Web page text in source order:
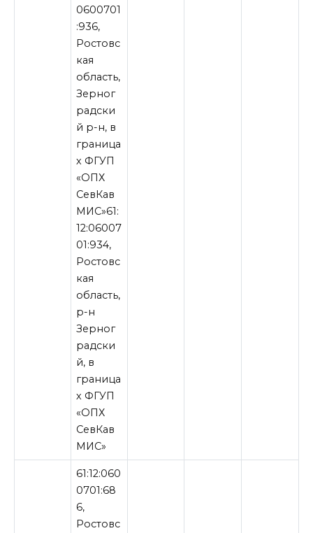
0600701
:936,
Ростовс
кая
область,
Зерног
радски
й р-н, в
граница
х ФГУП
«ОПХ
СевКав
МИС»61:
12:06007
01:934,
Ростовс
кая
область,
р-н
Зерног
радски
й, в
граница
х ФГУП
«ОПХ
СевКав
МИС»
61:12:060
0701:68
6,
Ростовс